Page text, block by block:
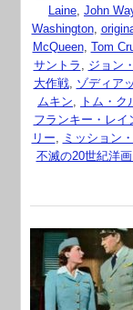
Laine John
Washington,
McQueen, Tom
サントラ
ジョン
大作戦, ゾディア
ムキン
トム・ク
フランキー・レイ
リー
ミッション
不滅の20世紀洋